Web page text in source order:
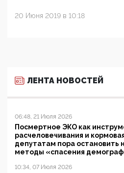
20 Июня 2019 в 10:18
ЛЕНТА НОВОСТЕЙ
06:48, 21 Июля 2026
Посмертное ЭКО как
расчеловечивания и
депутатам пора остановить
методы «спасения
10:34, 07 Июля 2026